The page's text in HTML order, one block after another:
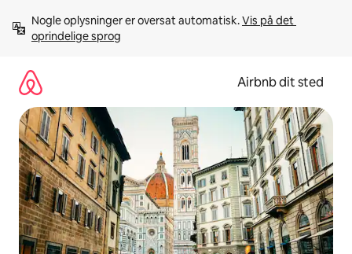
videre
Nogle oplysninger er oversat automatisk. Vis på det
oprindelige sprog
Airbnb dit sted